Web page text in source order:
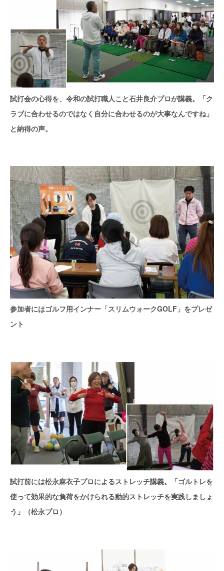
試打会の心得を、令和の試打職人こと石井良介プロが講義。「ク
ラブに合わせるのではなく自分に合わせるのが大事なんですね」
と納得の声。
参加者にはゴルフ用インナー「スリムウォークGOLF」をプレゼ
ント
試打前には松永麻衣子プロによるストレッチ講義。「ゴルトレを
使って効果的な負荷をかけられる動的ストレッチを実践しましょ
う」（松永プロ）